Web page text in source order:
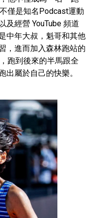
僅是知名Podcast運動
及經營 YouTube 頻道
中年大叔，魁哥和其他
，進而加入森林跑站的
跑到後來的半馬跟全
出屬於自己的快樂。